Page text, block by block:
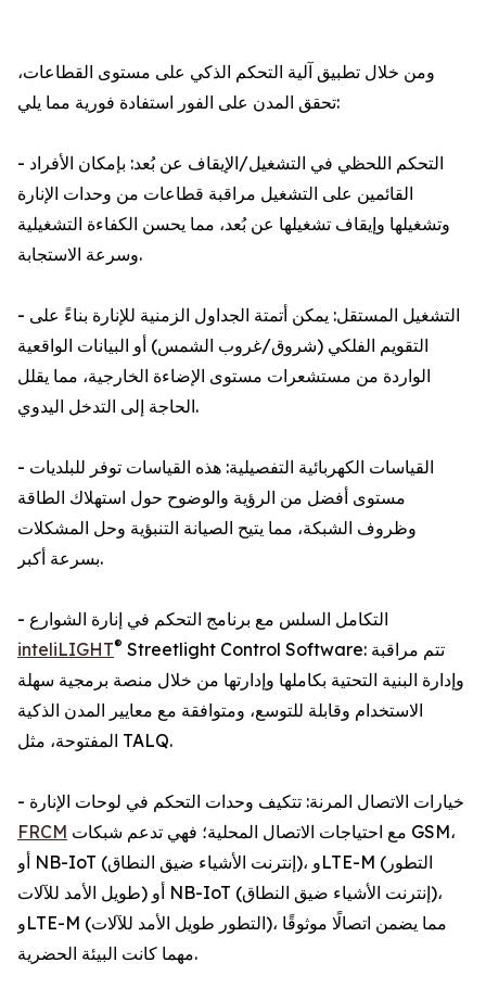
ومن خلال تطبيق آلية التحكم الذكي على مستوى القطاعات،
تحقق المدن على الفور استفادة فورية مما يلي:
- التحكم اللحظي في التشغيل/الإيقاف عن بُعد: بإمكان الأفراد
القائمين على التشغيل مراقبة قطاعات من وحدات الإنارة
وتشغيلها وإيقاف تشغيلها عن بُعد، مما يحسن الكفاءة التشغيلية
وسرعة الاستجابة.
- التشغيل المستقل: يمكن أتمتة الجداول الزمنية للإنارة بناءً على
التقويم الفلكي (شروق/غروب الشمس) أو البيانات الواقعية
الواردة من مستشعرات مستوى الإضاءة الخارجية، مما يقلل
الحاجة إلى التدخل اليدوي.
- القياسات الكهربائية التفصيلية: هذه القياسات توفر للبلديات
مستوى أفضل من الرؤية والوضوح حول استهلاك الطاقة
وظروف الشبكة، مما يتيح الصيانة التنبؤية وحل المشكلات
بسرعة أكبر.
- التكامل السلس مع برنامج التحكم في إنارة الشوارع
inteliLIGHT® Streetlight Control Software: تتم مراقبة
وإدارة البنية التحتية بكاملها وإدارتها من خلال منصة برمجية سهلة
الاستخدام وقابلة للتوسع، ومتوافقة مع معايير المدن الذكية
المفتوحة، مثل TALQ.
- خيارات الاتصال المرنة: تتكيف وحدات التحكم في لوحات الإنارة
FRCM
أو NB-IoT (إنترنت الأشياء ضيق النطاق)، وLTE-M (التطور
طويل الأمد للآلات) أو NB-IoT (إنترنت الأشياء ضيق النطاق)،
وLTE-M (التطور طويل الأمد للآلات)، مما يضمن اتصالًا موثوقًا
مهما كانت البيئة الحضرية.